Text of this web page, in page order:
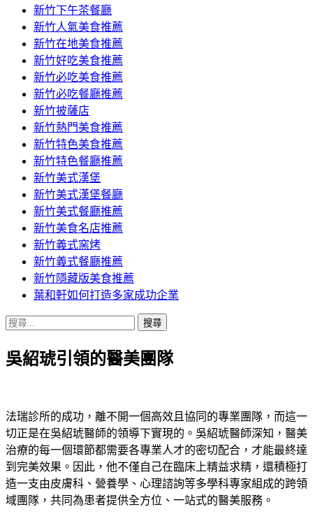
新竹下午茶餐廳
新竹人氣美食推薦
新竹在地美食推薦
新竹好吃美食推薦
新竹必吃美食推薦
新竹必吃餐廳推薦
新竹披薩店
新竹熱門美食推薦
新竹特色美食推薦
新竹特色餐廳推薦
新竹美式漢堡
新竹美式漢堡餐廳
新竹美式餐廳推薦
新竹美食名店推薦
新竹義式窯烤
新竹義式餐廳推薦
新竹隱藏版美食推薦
葉和軒如何打造多家成功企業
搜
關
吳紹琥引領的醫美團隊
法瑞診所的成功，離不開一個高效且協同的專業團隊，而這一
切正是在吳紹琥醫師的領導下實現的。吳紹琥醫師深知，醫美
治療的每一個環節都需要各專業人才的密切配合，才能最終達
到完美效果。因此，他不僅自己在臨床上精益求精，還積極打
造一支由皮膚科、營養學、心理諮詢等多學科專家組成的跨領
域團隊，共同為患者提供全方位、一站式的醫美服務。